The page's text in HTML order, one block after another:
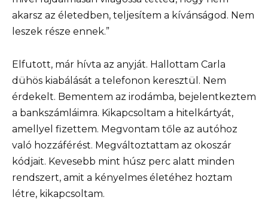
akarsz az életedben, teljesítem a kívánságod. Nem
leszek része ennek.”
Elfutott, már hívta az anyját. Hallottam Carla
dühös kiabálását a telefonon keresztül. Nem
érdekelt. Bementem az irodámba, bejelentkeztem
a bankszámláimra. Kikapcsoltam a hitelkártyát,
amellyel fizettem. Megvontam tőle az autóhoz
való hozzáférést. Megváltoztattam az okoszár
kódjait. Kevesebb mint húsz perc alatt minden
rendszert, amit a kényelmes életéhez hoztam
létre, kikapcsoltam.